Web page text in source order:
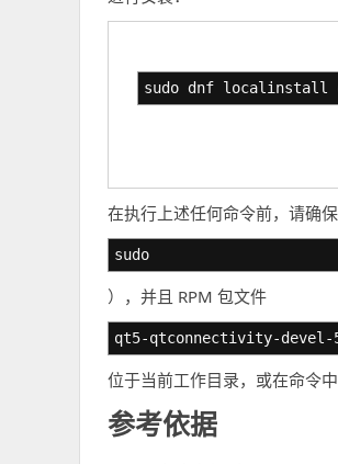
sudo dnf localinstall
在执行上述任何命令前，请确
sudo
），并且 RPM 包文件
qt5-qtconnectivity-devel-
位于当前工作目录，或在命令
参考依据